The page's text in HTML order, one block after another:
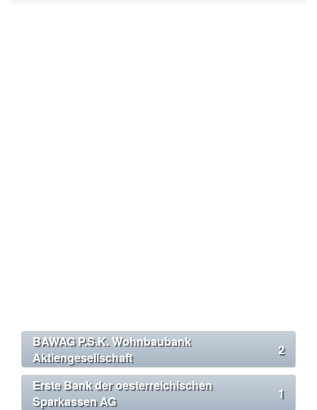
BAWAG P.S.K. Wohnbaubank
Aktiengesellschaft
2
Erste Bank der oesterreichischen
Sparkassen AG
1